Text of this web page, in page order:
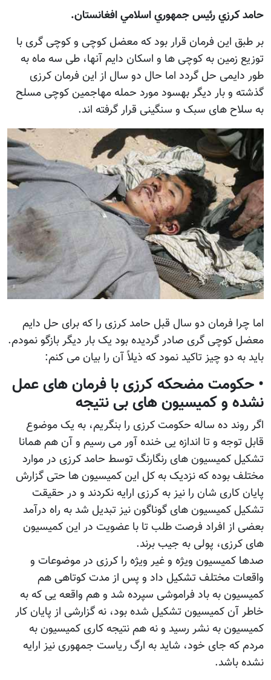
حامد کرزي رئيس جمهوري اسلامي افغانستان.
بر طبق این فرمان قرار بود که معضل کوچی و کوچی گری با
توزیع زمین به کوچی ها و اسکان دایم آنها، طی سه ماه به
طور دایمی حل گردد اما حال دو سال از این فرمان کرزی
گذشته و بار دیگر بهسود مورد حمله مهاجمین کوچی مسلح
به سلاح های سبک و سنگینی قرار گرفته اند.
اما چرا فرمان دو سال قبل حامد کرزی را که برای حل دایم
معضل کوچی گری صادر گردیده بود یک بار دیگر بازگو نمودم.
باید به دو چیز تاکید نمود که ذیلاً آن را بیان می کنم:
• حکومت مضحکه کرزی با فرمان های عمل
نشده و کمیسیون های بی نتیجه
اگر روند ده ساله حکومت کرزی را بنگریم، به یک موضوع
قابل توجه و تا اندازه یی خنده آور می رسیم و آن هم همانا
تشکیل کمیسیون های رنگارنگ توسط حامد کرزی در موارد
مختلف بوده که نزدیک به کل این کمیسیون ها حتی گزارش
پایان کاری شان را نیز به کرزی ارایه نکردند و در حقیقت
تشکیل کمیسیون های گوناگون نیز تبدیل شد به راه درآمد
بعضی از افراد فرصت طلب تا با عضویت در این کمیسیون
های کرزی، پولی به جیب برند.
صدها کمیسیون ویژه و غیر ویژه را کرزی در موضوعات و
واقعات مختلف تشکیل داد و پس از مدت کوتاهی هم
کمیسیون به باد فراموشی سپرده شد و هم واقعه یی که به
خاطر آن کمیسیون تشکیل شده بود، نه گزارشی از پایان کار
کمیسیون به نشر رسید و نه هم نتیجه کاری کمیسیون به
مردم که جای خود، شاید به ارگ ریاست جمهوری نیز ارایه
نشده باشد.